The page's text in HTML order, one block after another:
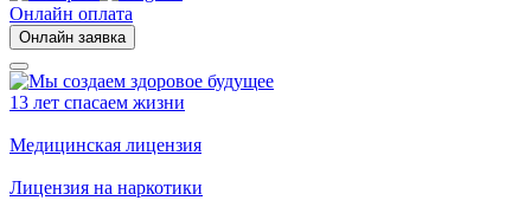
Онлайн оплата
Онлайн заявка
13 лет спасаем жизни
Медицинская лицензия
Лицензия на наркотики